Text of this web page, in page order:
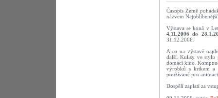
Časopis Země
názvem
Výstava se koná v
4.11.2006 do
31.12.2006.
A co na výstavě
další. Kulisy ve stylu
domácí kino.
výrobků s krtkem a
používané pro
Dospělí zaplatí za